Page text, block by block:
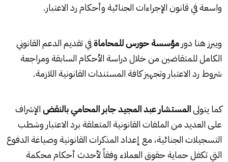
واسعة في قانون الإجراءات الجنائية وأحكام رد الاعتبار.
ويبرز هنا دور مؤسسة حورس للمحاماةفي تقديم الدعم القانوني
الكامل للمتقاضين من خلال دراسة الأحكام السابقة ومراجعة
شروط رد الاعتبار وتجهيز كافة المستندات القانونية اللازمة.
كما يتولىالمستشار عبد المجيد جابر المحامي بالنقضالإشراف
على العديد من الملفات القانونية المتعلقة برد الاعتبار وشطب
التسجيلات الجنائية، مع إعداد المذكرات القانونية وصياغة الدفوع
التي تكفل حماية حقوق العملاء وفقاً لأحدث أحكام محكمة